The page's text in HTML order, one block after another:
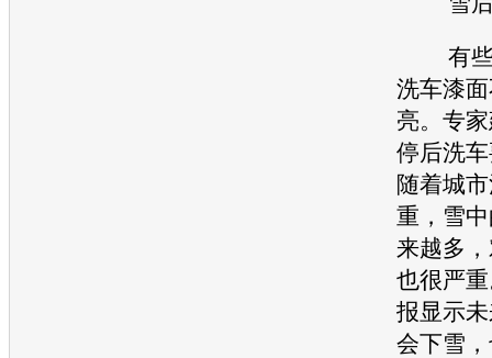
有些
洗车漆
亮。专
停后洗
随着城
重，雪
来越多
也很严
报显示
会下雪